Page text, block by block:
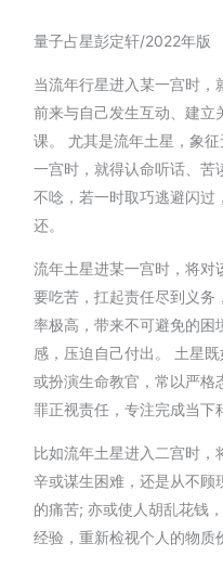
量子占星彭定轩/2022年版
当流年行星进入某一宫时，
前来与自己发生互动、建立
课。 尤其是流年土星，象
一宫时，就得认命听话、苦
不唸，若一时取巧逃避闪过
还。
流年土星进某一宫时，将对
要吃苦，扛起责任尽到义务
率极高，带来不可避免的困
感，压迫自己付出。 土星
或扮演生命教官，常以严格
罪正视责任，专注完成当下
比如流年土星进入二宫时，
辛或谋生困难，还是从不顾
的痛苦; 亦或使人胡乱花钱
经验，重新检视个人的物质